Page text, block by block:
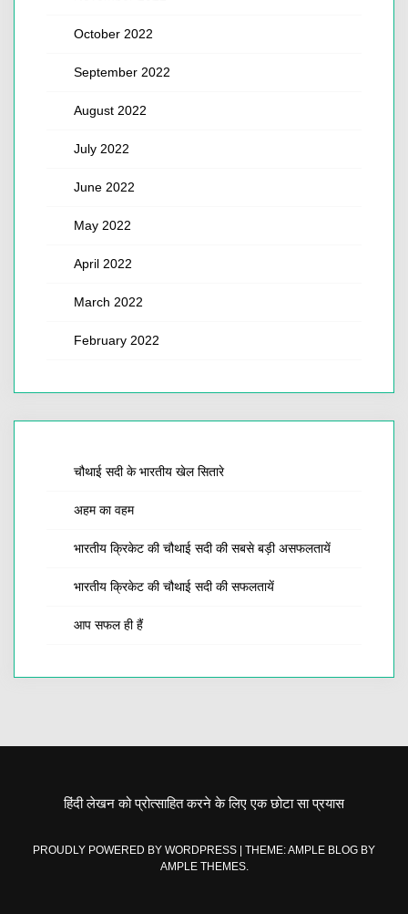
October 2022
September 2022
August 2022
July 2022
June 2022
May 2022
April 2022
March 2022
February 2022
चौथाई सदी के भारतीय खेल सितारे
अहम का वहम
भारतीय क्रिकेट की चौथाई सदी की सबसे बड़ी असफलतायें
भारतीय क्रिकेट की चौथाई सदी की सफलतायें
आप सफल ही हैं
हिंदी लेखन को प्रोत्साहित करने के लिए एक छोटा सा प्रयास
PROUDLY POWERED BY WORDPRESS
THEME: AMPLE BLOG BY
AMPLE THEMES.